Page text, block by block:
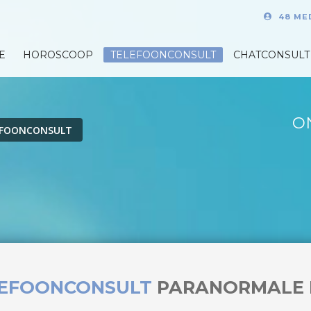
48
HOROSCOOP TELEFOONCONSULT CHATCONSULT
PARANORMALE